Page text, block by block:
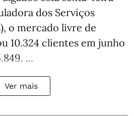
dos Serviços
o mercado livre de
10.324 clientes em junho
...
Ver mais